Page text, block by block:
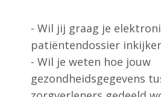
- Wil jij graag je
patiëntendossier
- Wil je weten hoe jouw
gezondheidsgegevens